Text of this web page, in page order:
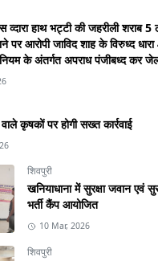
व्दारा हाथ भट्टी की जहरीली शराब
पर आरोपी जाविद शाह के विरुध्द
के अंतर्गत अपराध पंजीबध्द कर
कृषकों पर होगी सख्त कार्रवाई
शिवपुरी
खनियाधाना में सुरक्षा जवान एवं
भर्ती कैंप आयोजित
10 Mar, 2026
शिवपुरी